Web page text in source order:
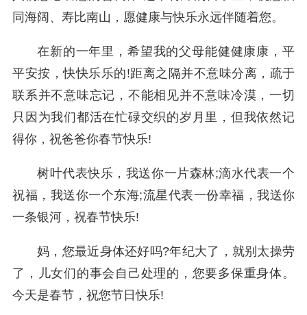
同海阔、寿比南山，愿健康与快乐永远伴随着您。
在新的一年里，希望我的父母能健健康康，平
平安按，快快乐乐的!距离之隔并不意味分离，疏于
联系并不意味忘记，不能相见并不意味冷漠，一切
只因为我们都活在忙碌交织的岁月里，但我依然记
得你，祝爸爸你春节快乐!
树叶代表快乐，我送你一片森林;滴水代表一个
祝福，我送你一个东海;流星代表一份幸福，我送你
一条银河，祝春节快乐!
妈，您最近身体还好吗?年纪大了，就别太操劳
了，儿女们的事会自己处理的，您要多保重身体。
今天是春节，祝您节日快乐!